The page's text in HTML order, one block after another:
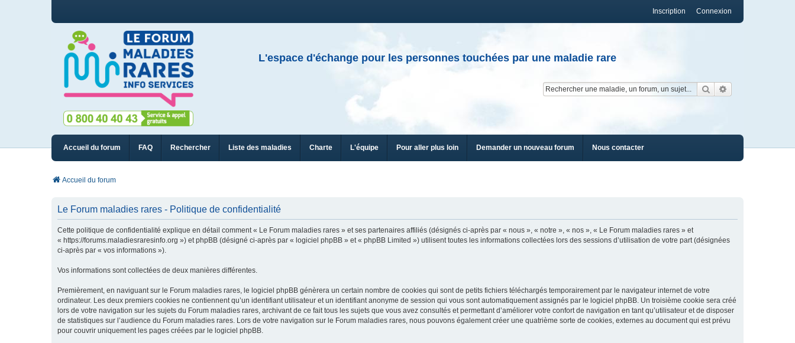
Connexion
Inscription
L'espace d'échange pour les personnes touchées par une maladie rare
Rechercher
Accueil du forum FAQ Rechercher Liste des maladies Charte L'équipe Pour aller plus loin Demander un nouveau forum Nous contacter
Accueil du forum
Le Forum maladies rares - Politique de confidentialité
Cette politique de confidentialité explique en détail comment « Le Forum maladies rares » et ses partenaires affiliés (désignés ci-après par « nous », « notre », « nos », « Le Forum maladies rares » et
« https://forums.maladiesraresinfo.org ») et phpBB (désigné ci-après par « logiciel phpBB » et « phpBB Limited ») utilisent toutes les informations collectées lors des sessions d’utilisation de votre part (désignées
ci-après par « vos informations »).
Vos informations sont collectées de deux manières différentes.
Premièrement, en naviguant sur le Forum maladies rares, le logiciel phpBB génèrera un certain nombre de cookies qui sont de petits fichiers téléchargés temporairement par le navigateur internet de votre
ordinateur. Les deux premiers cookies ne contiennent qu’un identifiant utilisateur et un identifiant anonyme de session qui vous sont automatiquement assignés par le logiciel phpBB. Un troisième cookie sera créé
lors de votre navigation sur les sujets du Forum maladies rares, archivant de ce fait tous les sujets que vous avez consultés et permettant d’améliorer votre confort de navigation en tant qu’utilisateur et de disposer
de statistiques sur l’audience du Forum maladies rares. Lors de votre navigation sur le Forum maladies rares, nous pouvons également créer une quatrième sorte de cookies, externes au document qui est prévu
pour couvrir uniquement les pages créées par le logiciel phpBB.